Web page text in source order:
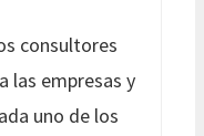
consultores
las empresas y
uno de los